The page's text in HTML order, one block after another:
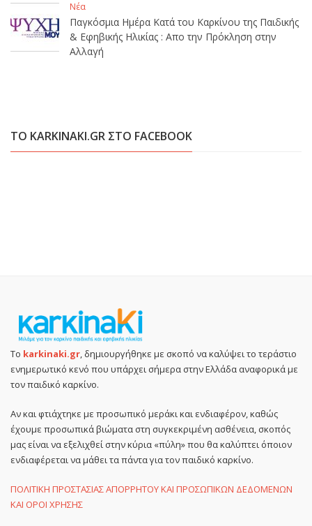
Νέα
Παγκόσμια Ημέρα Κατά του Καρκίνου της Παιδικής
& Εφηβικής Ηλικίας : Απο την Πρόκληση στην
Αλλαγή
ΤΟ KARKINAKI.GR ΣΤΟ FACEBOOK
Το karkinaki.gr, δημιουργήθηκε με σκοπό να καλύψει το τεράστιο
ενημερωτικό κενό που υπάρχει σήμερα στην Ελλάδα αναφορικά με
τον παιδικό καρκίνο.
Αν και φτιάχτηκε με προσωπικό μεράκι και ενδιαφέρον, καθώς
έχουμε προσωπικά βιώματα στη συγκεκριμένη ασθένεια, σκοπός
μας είναι να εξελιχθεί στην κύρια «πύλη» που θα καλύπτει όποιον
ενδιαφέρεται να μάθει τα πάντα για τον παιδικό καρκίνο.
ΠΟΛΙΤΙΚΗ ΠΡΟΣΤΑΣΙΑΣ ΑΠΟΡΡΗΤΟΥ ΚΑΙ ΠΡΟΣΩΠΙΚΩΝ ΔΕΔΟΜΕΝΩΝ
ΚΑΙ ΟΡΟΙ ΧΡΗΣΗΣ